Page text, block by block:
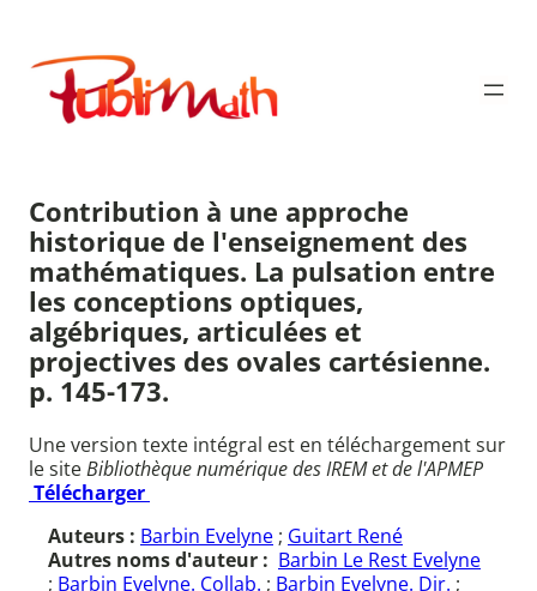
contenu
Publimath
Contribution à une approche
historique de l'enseignement des
mathématiques. La pulsation entre
les conceptions optiques,
algébriques, articulées et
projectives des ovales cartésienne.
p. 145-173.
Une version texte intégral est en téléchargement sur
le siteBibliothèque numérique des IREM et de l'APMEP
Télécharger
Auteurs : Barbin Evelyne ; Guitart René
Autres noms d'auteur : Barbin Le Rest Evelyne
; Barbin Evelyne. Collab. ; Barbin Evelyne. Dir. ;